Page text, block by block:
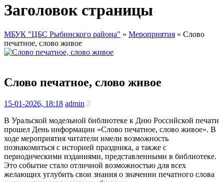
Заголовок страницы
МБУК "ЦБС Рыбинского района" » Мероприятия » Слово
печатное, слово живое
Слово печатное, слово живое
15-01-2026, 18:18 admin 2
В Уральской модельной библиотеке к Дню Российской печати
прошел День информации «Слово печатное, слово живое». В
ходе мероприятия читатели имели возможность
познакомиться с историей праздника, а также с
периодическими изданиями, представленными в библиотеке.
Это событие стало отличной возможностью для всех
желающих углубить свои знания о значении печатного слова